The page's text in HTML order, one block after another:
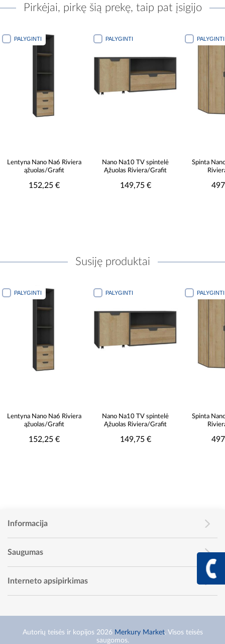
Pirkėjai, pirkę šią prekę, taip pat įsigijo
PALYGINTI
Lentyna Nano Na6 Riviera
ąžuolas/Grafit
152,25 €
PALYGINTI
Nano Na10 TV spintelė
Ąžuolas Riviera/Grafit
149,75 €
PALYGINTI
Spinta
Susiję produktai
PALYGINTI
Lentyna Nano Na6 Riviera
ąžuolas/Grafit
152,25 €
PALYGINTI
Nano Na10 TV spintelė
Ąžuolas Riviera/Grafit
149,75 €
PALYGINTI
Spinta
Informacija
Saugumas
Interneto apsipirkimas
Autorių teisės ir kopijos 2026 Merkury Market. Visos teisės
saugomos.
+370 617
Info linija I - V 9:00 -